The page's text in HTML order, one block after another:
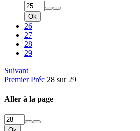
Ok
26
27
28
29
Suivant
Premier Préc 28 sur 29
Aller à la page